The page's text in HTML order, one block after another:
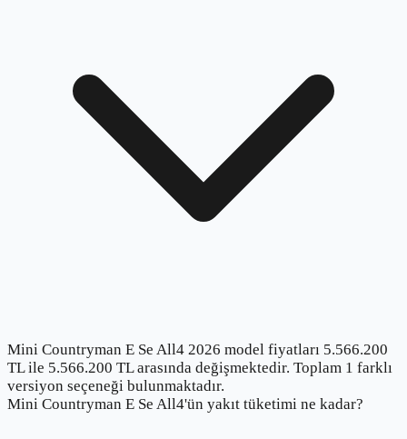
Mini Countryman E Se All4 2026 model fiyatları 5.566.200
TL ile 5.566.200 TL arasında değişmektedir. Toplam 1 farklı
versiyon seçeneği bulunmaktadır.
Mini Countryman E Se All4'ün yakıt tüketimi ne kadar?